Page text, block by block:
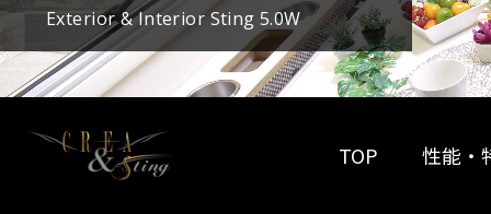
Exterior & Interior Sting 5.0W
TOP 性能・